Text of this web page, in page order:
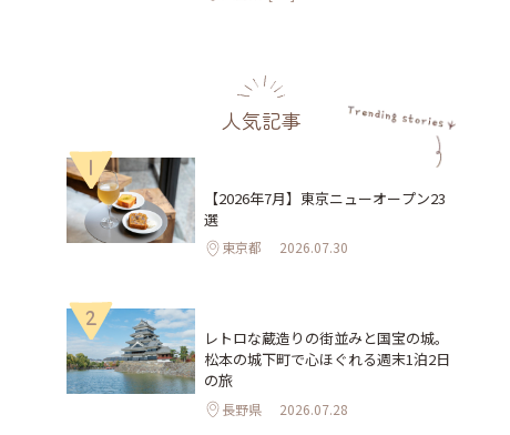
人気記事
1
【2026年7月】東京ニューオープン23
選
東京都 2026.07.30
2
レトロな蔵造りの街並みと国宝の城。
松本の城下町で心ほぐれる週末1泊2日
の旅
長野県 2026.07.28